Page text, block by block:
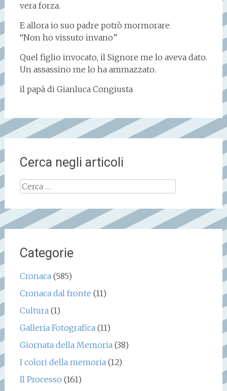
vera forza.
E allora io suo padre potrò mormorare
“Non ho vissuto invano”
Quel figlio invocato, il Signore me lo aveva dato.
Un assassino me lo ha ammazzato.
il papà di Gianluca Congiusta
Cerca negli articoli
Ricerca
Categorie
Cronaca(585)
Cronaca dal fronte (11)
Cultura(1)
Galleria Fotografica(11)
Giornata della Memoria(38)
I colori della memoria(12)
Il Processo (161)